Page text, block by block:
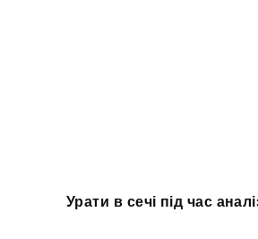
Урати в сечі під час